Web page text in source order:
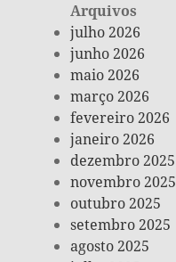
Arquivos
julho 2026
junho 2026
maio 2026
março 2026
fevereiro 2026
janeiro 2026
dezembro 2025
novembro 2025
outubro 2025
setembro 2025
agosto 2025